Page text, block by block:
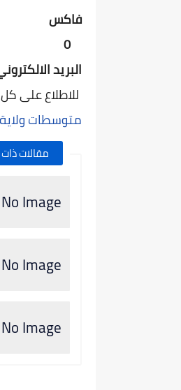
فاكس
0
البريد
للاطلاع على
متوسطات
مقالات